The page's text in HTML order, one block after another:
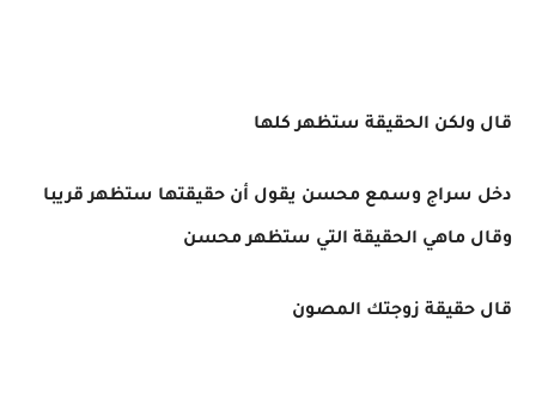
قال ولكن الحقيقة ستظهر كلها
دخل سراج وسمع محسن يقول أن حقيقتها ستظهر قريبا
وقال ماهي الحقيقة التي ستظهر محسن
قال حقيقة زوجتك المصون